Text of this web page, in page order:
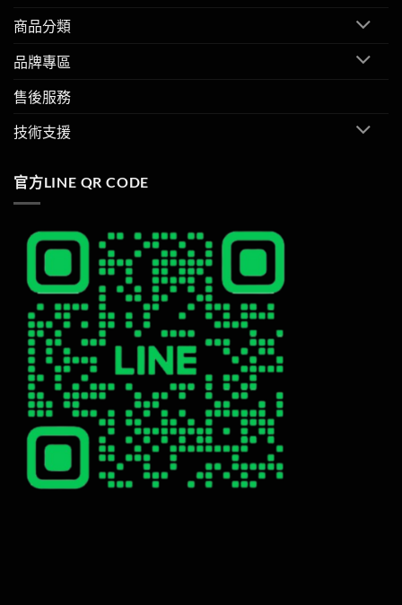
商品分類
品牌專區
售後服務
技術支援
官方LINE QR CODE